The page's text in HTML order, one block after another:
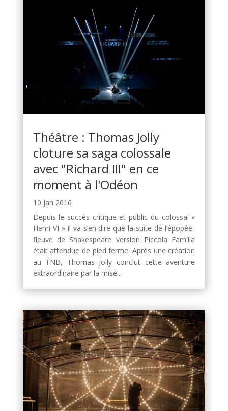
Théâtre : Thomas Jolly
cloture sa saga colossale
avec "Richard III" en ce
moment à l'Odéon
10 Jan 2016
Depuis le succès critique et public du colossal «
Henri VI » il va s’en dire que la suite de l’épopée-
fleuve de Shakespeare version Piccola Familia
était attendue de pied ferme. Après une création
au TNB, Thomas Jolly conclut cette aventure
extraordinaire par la mise...